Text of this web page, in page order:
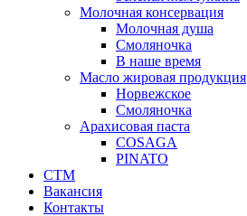
Молочная консервация
Молочная душа
Смоляночка
В наше время
Масло жировая продукция
Норвежское
Смоляночка
Арахисовая паста
COSAGA
PINATO
СТМ
Вакансия
Контакты